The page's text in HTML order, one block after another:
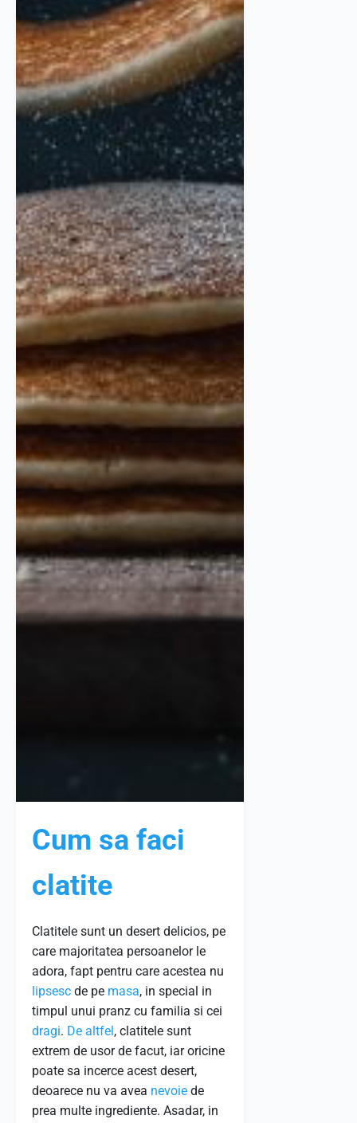
Cum sa faci
clatite
Clatitele sunt un desert delicios, pe
care majoritatea persoanelor le
adora, fapt pentru care acestea nu
lipsesc de pe masa, in special in
timpul unui pranz cu familia si cei
dragi. De altfel, clatitele sunt
extrem de usor de facut, iar oricine
poate sa incerce acest desert,
deoarece nu va avea nevoie de
prea multe ingrediente. Asadar, in